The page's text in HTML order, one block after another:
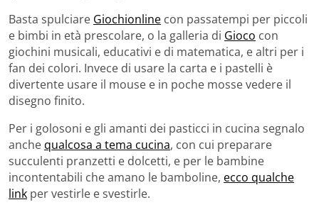
Basta spulciare Giochionline con passatempi per piccoli
e bimbi in età prescolare, o la galleria di Gioco con
giochini musicali, educativi e di matematica, e altri per i
fan dei colori. Invece di usare la carta e i pastelli è
divertente usare il mouse e in poche mosse vedere il
disegno finito.
Per i golosoni e gli amanti dei pasticci in cucina segnalo
anche qualcosa a tema cucina, con cui preparare
succulenti pranzetti e dolcetti, e per le bambine
incontentabili che amano le bamboline, ecco qualche
link per vestirle e svestirle.